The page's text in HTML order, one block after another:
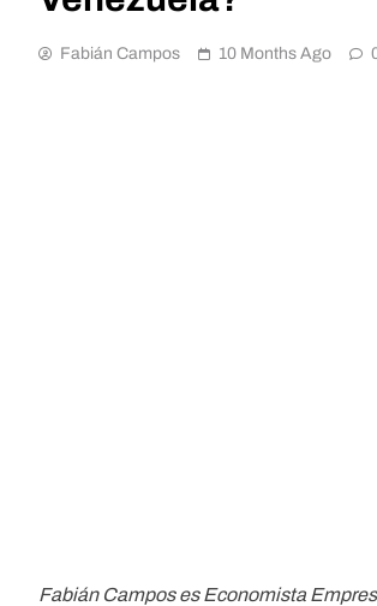
Fabián Campos 10 Months Ago
Fabián Campos es Economista